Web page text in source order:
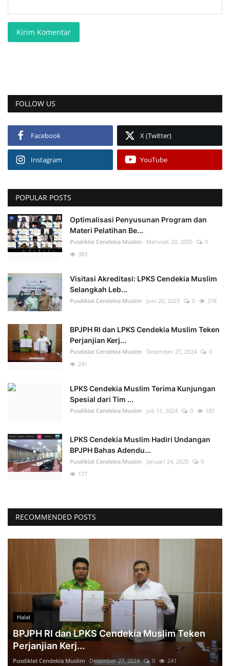
Kirim Komentar
FOLLOW US
Facebook X (Twitter)
Instagram YouTube
POPULAR POSTS
Optimalisasi Penyusunan Program dan
Materi Pelatihan Be...
Pusdiklat Cendekia Muslim Merusak 20, 2025
0
383
Visitasi Akreditasi: LPKS Cendekia Muslim
Selangkah Leb...
Pusdiklat Cendekia Muslim Juni 20, 2023 0 278
BPJPH RI dan LPKS Cendekia Muslim Teken
Perjanjian Kerj...
Pusdiklat Cendekia Muslim Desember 27, 2024
0
241
LPKS Cendekia Muslim Terima Kunjungan
Spesial dari Tim ...
Pusdiklat Cendekia Muslim Juli 11, 2024 0 185
LPKS Cendekia Muslim Hadiri Undangan
BPJPH Bahas Adendu...
Pusdiklat Cendekia Muslim Januari 24, 2025
0
177
RECOMMENDED POSTS
Halal
BPJPH RI dan LPKS Cendekia Muslim Teken
Perjanjian Kerj...
Pusdiklat Cendekia Muslim Desember 27, 2024 0 241